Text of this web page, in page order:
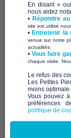
caritatives et
par Les Petites
Découvrez ici
des projets sur
Filtrer
En disant «
nous aidez
• Répondre
site est utilisé
•Entretenir la
venue sur notre
actualités.
​• Vous faire
chaque visite.
​Le refus des
Les Petites
moins optimale.​
Vous pouvez
préférences
politique de